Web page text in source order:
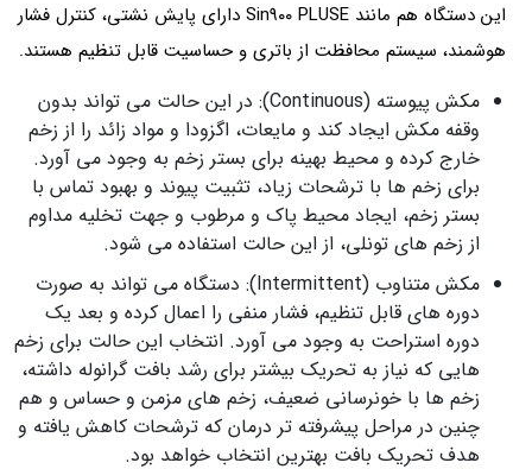
این دستگاه هم مانند Sin۹۰۰ PLUSE دارای پایش نشتی، کنترل فشار
هوشمند، سیستم محافظت از باتری و حساسیت قابل تنظیم هستند.
مکش پیوسته (Continuous): در این حالت می تواند بدون
وقفه مکش ایجاد کند و مایعات، اگزودا و مواد زائد را از زخم
خارج کرده و محیط بهینه برای بستر زخم به وجود می آورد.
برای زخم ها با ترشحات زیاد، تثبیت پیوند و بهبود تماس با
بستر زخم، ایجاد محیط پاک و مرطوب و جهت تخلیه مداوم
از زخم های تونلی، از این حالت استفاده می شود.
مکش متناوب (Intermittent): دستگاه می تواند به صورت
دوره های قابل تنظیم، فشار منفی را اعمال کرده و بعد یک
دوره استراحت به وجود می آورد. انتخاب این حالت برای زخم
هایی که نیاز به تحریک بیشتر برای رشد بافت گرانوله داشته،
زخم ها با خونرسانی ضعیف، زخم های مزمن و حساس و هم
چنین در مراحل پیشرفته تر درمان که ترشحات کاهش یافته و
هدف تحریک بافت بهترین انتخاب خواهد بود.